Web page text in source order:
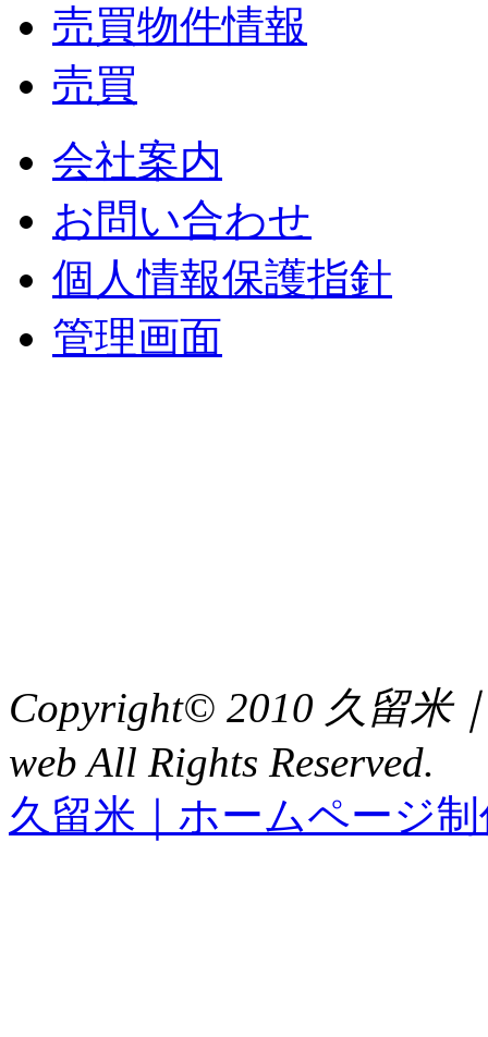
売買物件情報
売買
会社案内
お問い合わせ
個人情報保護指針
管理画面
Copyright© 2010 久留米
web All Rights Reserved.
久留米｜ホームページ